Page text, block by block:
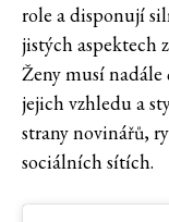
role a disponují
jistých aspektech
Ženy musí
jejich vzhledu a
strany novinářů,
sociálních sítích.